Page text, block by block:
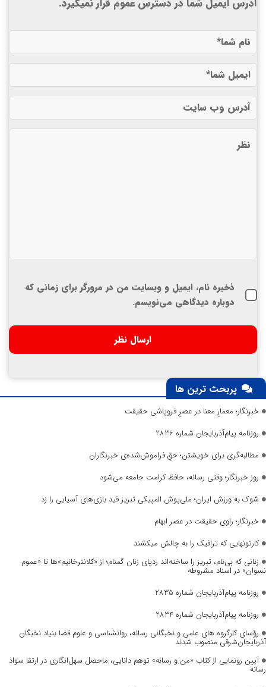
ذخیره نام، ایمیل و وبسایت من در مرورگر برای زمانی که
دوباره دیدگاهی می‌نویسم.
پربحث ترین ها
خبرنگار؛ معمارِ معنا در عصرِ فروپاشی حقیقت
روزنامه پیام‌آذربایجان شماره 2836
مطالبه‌گری برای خویشتن؛ حقِ فراموش‌شده‌ی خبرنگاران
روز خبرنگار؛ وقتی رسانه، حافظ کرامت جامعه می‌شود
شوک به ورزش ایران؛ ملی‌پوش المپیکی تبریز قید بازی‌های آسیایی را زد
خبرنگار؛ راوی حقیقت در عصر ابهام
کارتونهایی که ترافیک را به چالش میکشند
زنانی که بی‌نام، تبریز را ساخته‌اند ردپای زنان گمنام؛ از «کلانترخانیم»ها تا «عموم
نسوان» در اسناد مشروطه
روزنامه پیام‌آذربایجان شماره 2835
روزنامه پیام‌آذربایجان شماره 2834
رؤسای کارگروه های علمی و نخبگانی رسانه، روانشناسی و علوم قضا بنیاد نخبگان
آذربایجان‌شرقی منصوب شدند
آیین رونمایی از کتاب «من و رسانه» توهم دانایی، ماحصل سهل‌انگاری در ارتقا سواد
رسانه